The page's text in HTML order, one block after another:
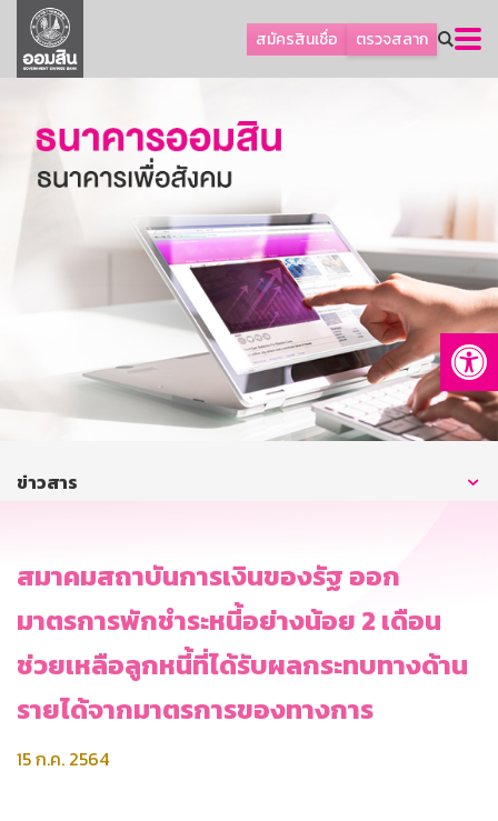
สมัครสินเชื่อ ตรวจสลาก
ลูกค้าธุรกิจ
ลูกค้าผู้ประกอบรายย่อย
ออมเพื่อสุข
เกี่ยวกับธนาคาร
การพัฒนาที่ยั่งยืน
บริการทางการเงิน
ติดต่อเรา
บริการออนไลน์
ข่าวสาร
สมาคมสถาบันการเงินของรัฐ ออก
มาตรการพักชำระหนี้อย่างน้อย 2 เดือน
ช่วยเหลือลูกหนี้ที่ได้รับผลกระทบทางด้าน
รายได้จากมาตรการของทางการ
15 ก.ค. 2564